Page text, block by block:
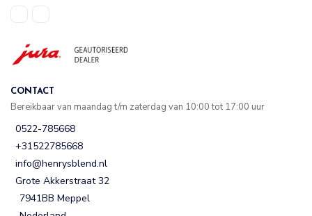
CONTACT
Bereikbaar van maandag t/m zaterdag van 10:00 tot 17:00 uur
0522-785668
+31522785668
info@henrysblend.nl
Grote Akkerstraat 32
7941BB Meppel